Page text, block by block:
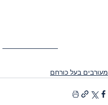
מעורבים בעל כורחם